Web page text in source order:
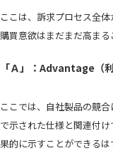
ここは、訴求プロセス全
購買意欲はまだまだ高まる
「Ａ」：Advantage（利
ここでは、自社製品の競
で示された仕様と関連付
果的に示すことができるは